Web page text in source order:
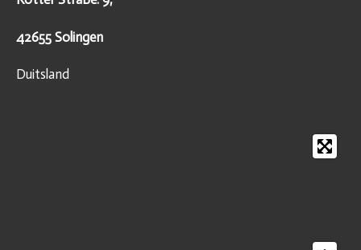
42655 Solingen
Duitsland